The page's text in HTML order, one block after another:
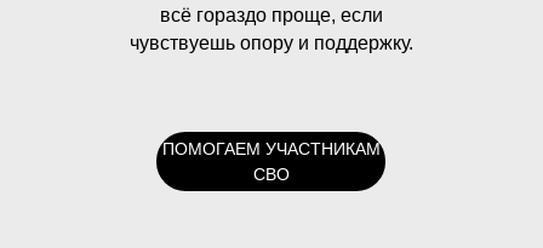
ПОМОГАЕМ УЧАСТНИКАМ
СВО
всё гораздо проще, если
чувствуешь опору и поддержку.